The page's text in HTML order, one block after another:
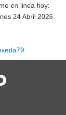
en linea hoy:
24 Abril 2026